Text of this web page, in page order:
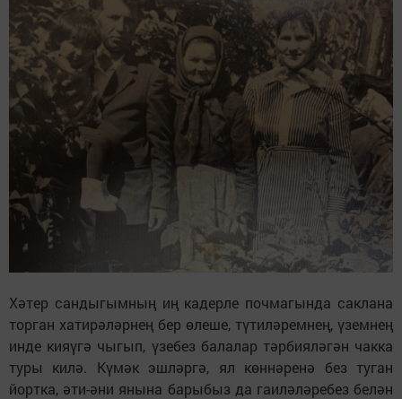
Хәтер сандыгымның иң кадерле почмагында саклана
торган хатирәләрнең бер өлеше, түтиләремнең, үземнең
инде кияүгә чыгып, үзебез балалар тәрбияләгән чакка
туры килә. Күмәк эшләргә, ял көннәренә без туган
йортка, әти-әни янына барыбыз да гаиләләребез белән